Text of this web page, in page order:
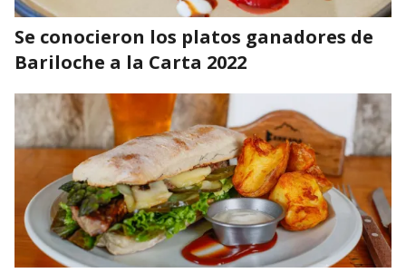
Se conocieron los platos ganadores de
Bariloche a la Carta 2022